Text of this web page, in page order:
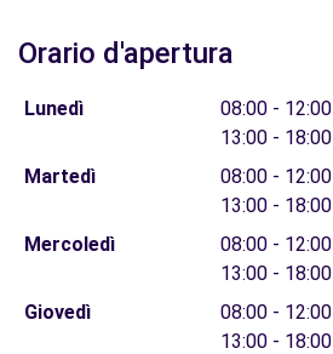
Orario d'apertura
Lunedì
08:00 - 12:00
13:00 - 18:00
Martedì
08:00 - 12:00
13:00 - 18:00
Mercoledì
08:00 - 12:00
13:00 - 18:00
Giovedì
08:00 - 12:00
13:00 - 18:00